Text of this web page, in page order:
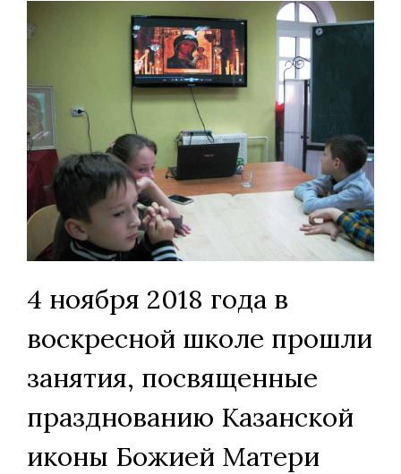
4 ноября 2018 года в
воскресной школе прошли
занятия, посвященные
празднованию Казанской
иконы Божией Матери